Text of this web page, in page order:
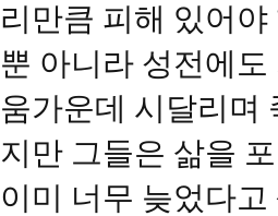
리만큼 피해 있어
뿐 아니라 성전에
움가운데 시달리며
지만 그들은 삶을
이미 너무 늦었다